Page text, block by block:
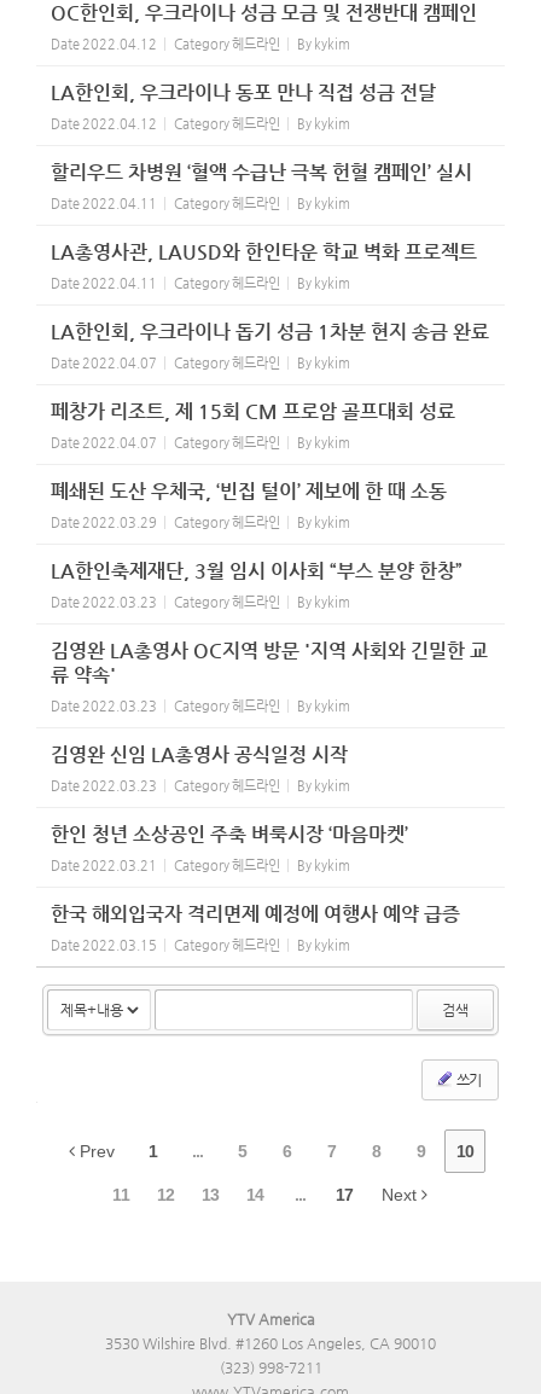
OC한인회, 우크라이나 성금 모금 및 전쟁반대 캠페인
Date 2022.04.12 Category헤드라인 By kykim
LA한인회, 우크라이나 동포 만나 직접 성금 전달
Date 2022.04.12 Category헤드라인 By kykim
할리우드 차병원 ‘혈액 수급난 극복 헌혈 캠페인’ 실시
Date 2022.04.11 Category헤드라인 By kykim
LA총영사관, LAUSD와 한인타운 학교 벽화 프로젝트
Date 2022.04.11 Category헤드라인 By kykim
LA한인회, 우크라이나 돕기 성금 1차분 현지 송금 완료
Date 2022.04.07 Category헤드라인 By kykim
페창가 리조트, 제 15회 CM 프로암 골프대회 성료
Date 2022.04.07 Category헤드라인 By kykim
폐쇄된 도산 우체국, ‘빈집 털이’ 제보에 한 때 소동
Date 2022.03.29 Category헤드라인 By kykim
LA한인축제재단, 3월 임시 이사회 “부스 분양 한창”
Date 2022.03.23 Category헤드라인 By kykim
김영완 LA총영사 OC지역 방문 '지역 사회와 긴밀한 교
류 약속'
Date 2022.03.23 Category헤드라인 By kykim
김영완 신임 LA총영사 공식일정 시작
Date 2022.03.23 Category헤드라인 By kykim
한인 청년 소상공인 주축 벼룩시장 ‘마음마켓’
Date 2022.03.21 Category헤드라인 By kykim
한국 해외입국자 격리면제 예정에 여행사 예약 급증
Date 2022.03.15 Category헤드라인 By kykim
검색
쓰기
Prev 1 ... 5 6 7 8 9 10
11 12 13 14 ... 17 Next
YTV America
3530 Wilshire Blvd. #1260 Los Angeles, CA 90010
(323) 998-7211